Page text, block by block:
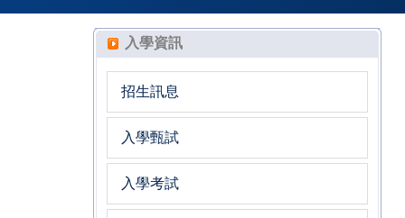
入學資訊
招生訊息
入學甄試
入學考試